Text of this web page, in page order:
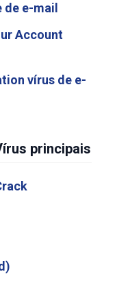
e-mail
Account
vírus de e-
principais